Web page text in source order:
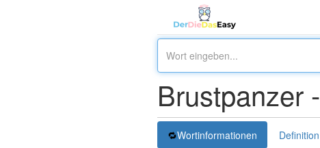
Brustpanzer -
Wortinformationen Definition